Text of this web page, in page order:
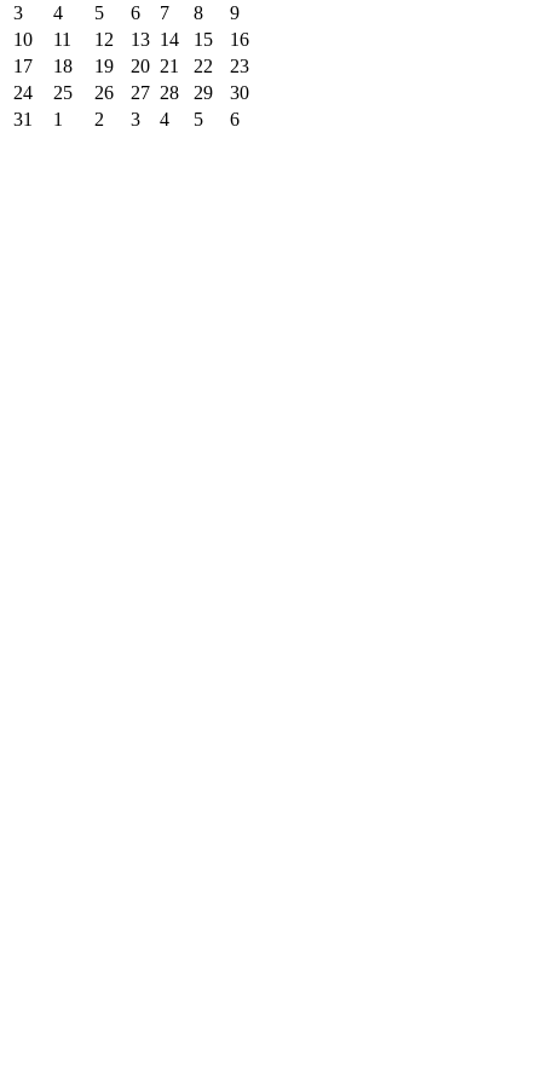
3
4 5 6 7 8
9
10
11 12 13 14 15
16
17
18 19 20 21 22
23
24
25 26 27 28 29
30
31
1 2 3 4 5 6